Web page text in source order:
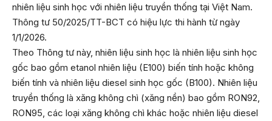
nhiên liệu sinh học với nhiên liệu truyền thống tại Việt Nam.
Thông tư 50/2025/TT-BCT có hiệu lực thi hành từ ngày
1/1/2026.
Theo Thông tư này, nhiên liệu sinh học là nhiên liệu sinh học
gốc bao gồm etanol nhiên liệu (E100) biến tính hoặc không
biến tính và nhiên liệu diesel sinh học gốc (B100). Nhiên liệu
truyền thống là xăng không chì (xăng nền) bao gồm RON92,
RON95, các loại xăng không chì khác hoặc nhiên liệu diesel